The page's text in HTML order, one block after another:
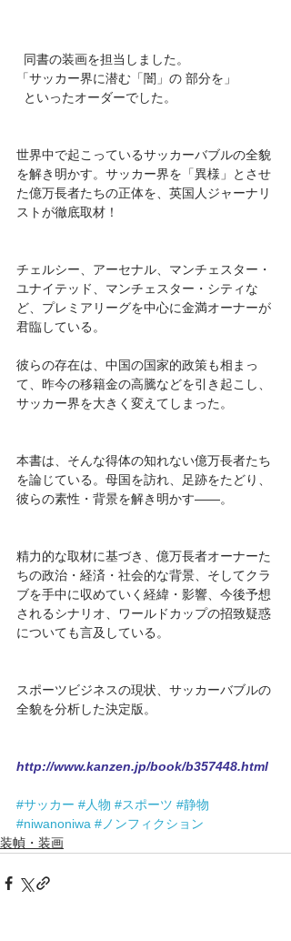
  同書の装画を担当しました。
「サッカー界に潜む「闇」の 部分を」
  といったオーダーでした。
世界中で起こっているサッカーバブルの全貌
を解き明かす。サッカー界を「異様」とさせ
た億万長者たちの正体を、英国人ジャーナリ
ストが徹底取材！
チェルシー、アーセナル、マンチェスター・
ユナイテッド、マンチェスター・シティな
ど、プレミアリーグを中心に金満オーナーが
君臨している。
彼らの存在は、中国の国家的政策も相まっ
て、昨今の移籍金の高騰などを引き起こし、
サッカー界を大きく変えてしまった。
本書は、そんな得体の知れない億万長者たち
を論じている。母国を訪れ、足跡をたどり、
彼らの素性・背景を解き明かす――。
精力的な取材に基づき、億万長者オーナーた
ちの政治・経済・社会的な背景、そしてクラ
ブを手中に収めていく経緯・影響、今後予想
されるシナリオ、ワールドカップの招致疑惑
についても言及している。
スポーツビジネスの現状、サッカーバブルの
全貌を分析した決定版。
http://www.kanzen.jp/book/b357448.html
#サッカー #人物 #スポーツ #静物
#niwanoniwa #ノンフィクション
装幀・装画